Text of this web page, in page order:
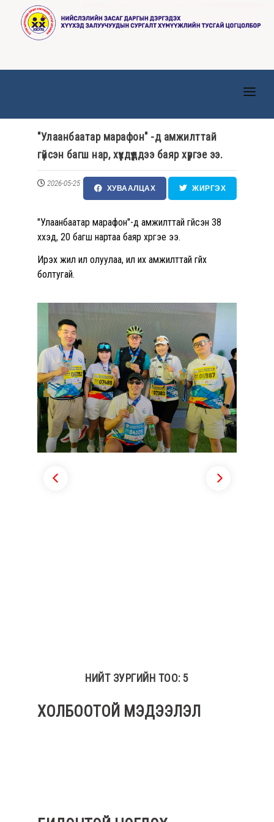
ТАНИЛЦУУЛГА
МЭДЭЭ, МЭДЭЭЛЭЛ
ХҮНИЙ НӨӨЦ
ХУУЛЬ ЭРХ ЗҮЙ
"Улаанбаатар марафон" -д амжилттай
гүйсэн багш нар, хүүхдүүддээ баяр хүргэе ээ.
2026-05-25 ХУВААЛЦАХ ЖИРГЭХ
"Улаанбаатар марафон"-д амжилттай гүйсэн 38
хүүхэд, 20 багш нартаа баяр хүргэе ээ.
Ирэх жил илүү олуулаа, илүү их амжилттай гүйх
болтугай.
НИЙТ ЗУРГИЙН ТОО: 5
ХОЛБООТОЙ МЭДЭЭЛЭЛ